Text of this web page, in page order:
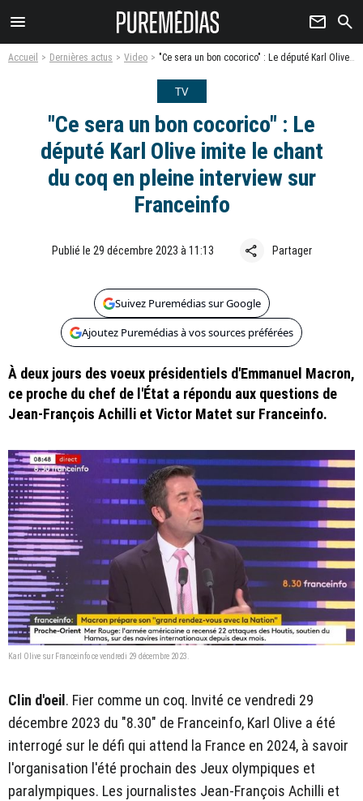
menu newsletter search
Accueil Dernières actus Video "Ce sera un bon cocorico" : Le député Karl Olive imite le chant du coq en pleine interview sur Franceinfo
TV
"Ce sera un bon cocorico" : Le
député Karl Olive imite le chant
du coq en pleine interview sur
Franceinfo
Publié le 29 décembre 2023 à 11:13 share Partager
Suivez Puremédias sur Google
Ajoutez Puremédias à vos sources préférées
À deux jours des voeux présidentiels d'Emmanuel Macron,
ce proche du chef de l'État a répondu aux questions de
Jean-François Achilli et Victor Matet sur Franceinfo.
Karl Olive sur Franceinfo ce vendredi 29 décembre 2023.
Clin d'oeil. Fier comme un coq. Invité ce vendredi 29
décembre 2023 du "8.30" de Franceinfo, Karl Olive a été
interrogé sur le défi qui attend la France en 2024, à savoir
l'organisation l'été prochain des Jeux olympiques et
paralympiques. Les journalistes Jean-François Achilli et